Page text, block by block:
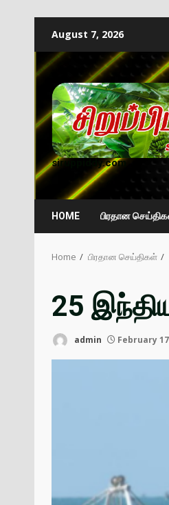
August 7, 2026
siruppiddy.com
HOME பிரதான
Home பிரதான செய்திகள்
25
admin February